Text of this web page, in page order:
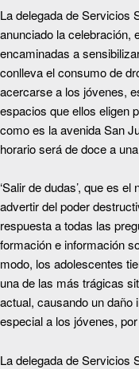
La delegada de Servicios
anunciado la celebración,
encaminadas a
conlleva el consumo de
acercarse a los jóvenes,
espacios que ellos eligen
como es la avenida San
horario será de doce a
‘Salir de dudas’, que es
advertir del poder
respuesta a todas las
formación e información
modo, los adolescentes
una de las más trágicas
actual, causando un daño
especial a los jóvenes,
La delegada de Servicios